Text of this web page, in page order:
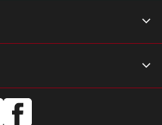
Miele
Center